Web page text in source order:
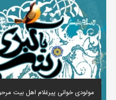
مولودی خوانی پیرغلام اهل بیت